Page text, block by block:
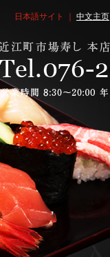
日本語サイト ｜ 中文主页